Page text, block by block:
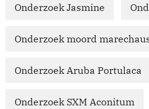
Onderzoek Jasmine
Onderzoek moord
Onderzoek Aruba Portulaca
Onderzoek SXM Aconitum